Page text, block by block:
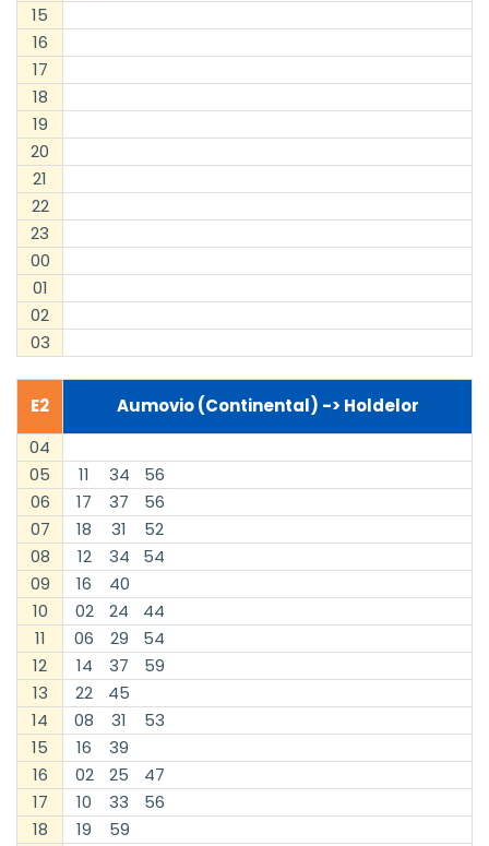
15
16
17
18
19
20
21
22
23
00
01
02
03
E2
Aumovio (Continental) -> Holdelor
04
05
11 34
56
06
17 37
56
07
18 31
52
08
12 34
54
09
16
40
10
02 24
44
11
06 29
54
12
14 37
59
13
22
45
14
08 31
53
15
16
39
16
02 25
47
17
10 33
56
18
19
59